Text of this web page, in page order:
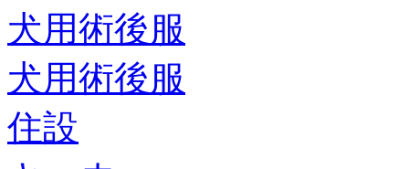
犬用術後服
犬用術後服
住設